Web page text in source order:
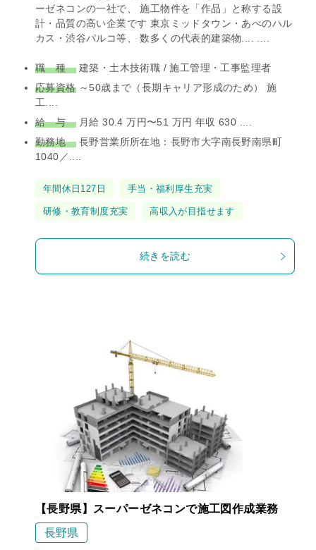
ーゼネコンの一社で、 施工物件を「作品」と称する設
計・品質の高い企業です 東京ミッドタウン・あべのハル
カス・渋谷パルコ等、 数多くの代表的建築物.... ....
職 種建築・土木技術職 / 施工管理・工事監理者
応募資格～50歳まで（長期キャリア形成のため） 施
工....
給 与月給 30.4 万円〜51 万円 年収 630 ....
勤務地長野営業所所在地：長野市大字南長野南県町
1040／....
タ年間休日127日 手当・福利厚生充実
研修・教育制度充実 高収入が目指せます
続きを読む
【長野県】スーパーゼネコンで施工図作成業務
長野県